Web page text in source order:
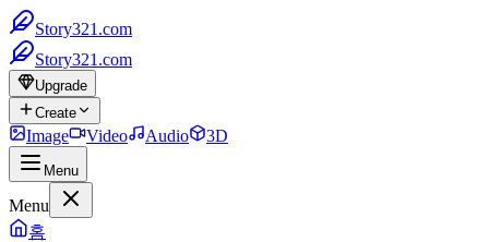
Story321.com
Story321.com
Upgrade
Create
Image Video Audio 3D
Menu
Menu
홈